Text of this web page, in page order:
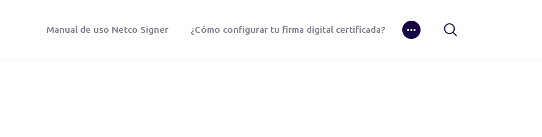
Manual de uso Netco Signer ¿Cómo configurar tu firma digital certificada?